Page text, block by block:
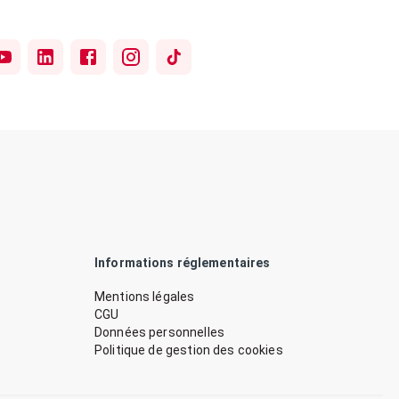
Informations réglementaires
Mentions légales
CGU
Données personnelles
Politique de gestion des cookies